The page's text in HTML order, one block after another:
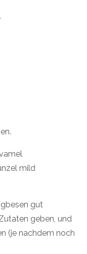
mild
gut
geben, und
(je nachdem noch